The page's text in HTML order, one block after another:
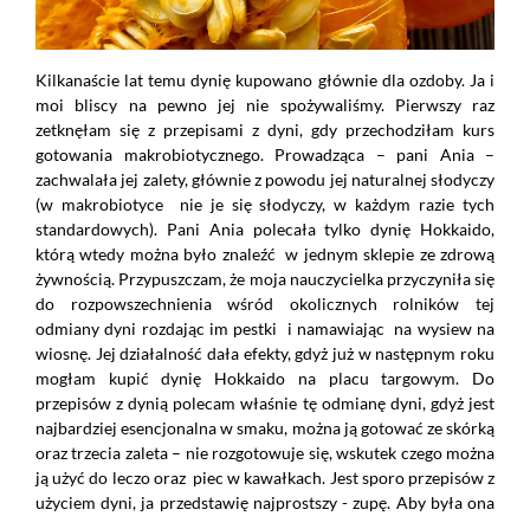
Kilkanaście lat temu dynię kupowano głównie dla ozdoby. Ja i
moi bliscy na pewno jej nie spożywaliśmy. Pierwszy raz
zetknęłam się z przepisami z dyni, gdy przechodziłam kurs
gotowania makrobiotycznego. Prowadząca – pani Ania –
zachwalała jej zalety, głównie z powodu jej naturalnej słodyczy
(w makrobiotyce nie je się słodyczy, w każdym razie tych
standardowych). Pani Ania polecała tylko dynię Hokkaido,
którą wtedy można było znaleźć w jednym sklepie ze zdrową
żywnością. Przypuszczam, że moja nauczycielka przyczyniła się
do rozpowszechnienia wśród okolicznych rolników tej
odmiany dyni rozdając im pestki i namawiając na wysiew na
wiosnę. Jej działalność dała efekty, gdyż już w następnym roku
mogłam kupić dynię Hokkaido na placu targowym. Do
przepisów z dynią polecam właśnie tę odmianę dyni, gdyż jest
najbardziej esencjonalna w smaku, można ją gotować ze skórką
oraz trzecia zaleta – nie rozgotowuje się, wskutek czego można
ją użyć do leczo oraz piec w kawałkach. Jest sporo przepisów z
użyciem dyni, ja przedstawię najprostszy - zupę. Aby była ona